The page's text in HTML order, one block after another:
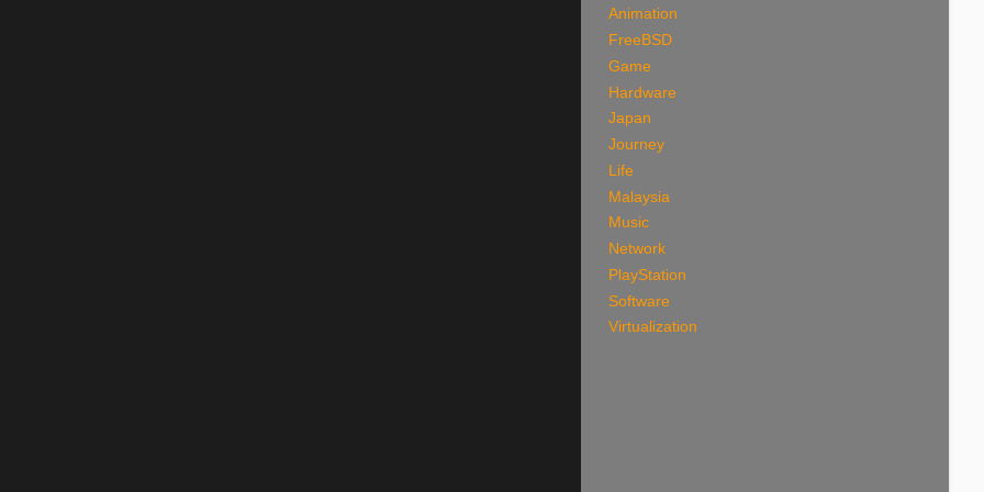
Animation
FreeBSD
Game
Hardware
Japan
Journey
Life
Malaysia
Music
Network
PlayStation
Software
Virtualization